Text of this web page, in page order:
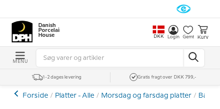
Danish
Porcelain
House
DKK Login Gemt Kurv
MENU
1-2 dages levering Gratis fragt over DKK 799,-
Forside Platter - Alle Morsdag og farsdag platter